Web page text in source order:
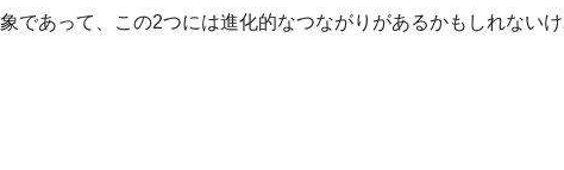
であって、この2つには進化的なつながりがあるかもしれない